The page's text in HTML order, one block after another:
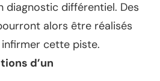
diagnostic différentiel. Des
alors être réalisés
cette piste.
d’un